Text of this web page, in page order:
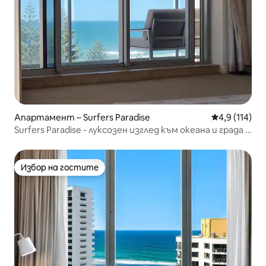
Апартамент – Surfers Paradise Средна
4,9 (114)
Surfers Paradise - луксозен изглед към океана и града с
Избор на гостите
Избор на гостите